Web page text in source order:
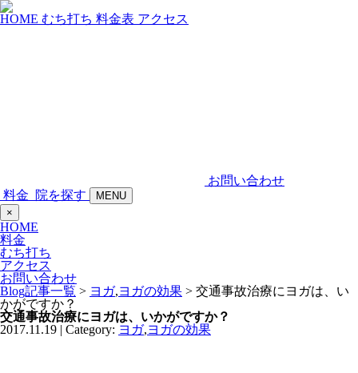
HOME むち打ち 料金表 アクセス
お問い合わせ
料金
院を探す
MENU
×
HOME
料金
むち打ち
アクセス
お問い合わせ
Blog記事一覧 > ヨガ,ヨガの効果 > 交通事故治療にヨガは、い
かがですか？
交通事故治療にヨガは、いかがですか？
2017.11.19 | Category: ヨガ,ヨガの効果